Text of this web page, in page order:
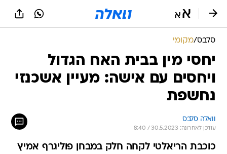
סלבס/מקומי
יחסי מין בבית האח הגדול
ויחסים עם אישה: מעיין אשכנזי
נחשפת
וואלה סלבס
עודכן לאחרונה: 30.5.2023 / 8:40
כוכבת הריאלטי לקחה חלק במבחן פוליגרף אמיץ